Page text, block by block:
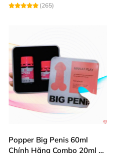
(265)
Popper Big Penis 60ml
Chính Hãng Combo 20ml +